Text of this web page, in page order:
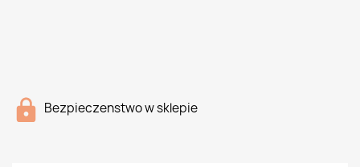
Bezpieczenstwo w sklepie